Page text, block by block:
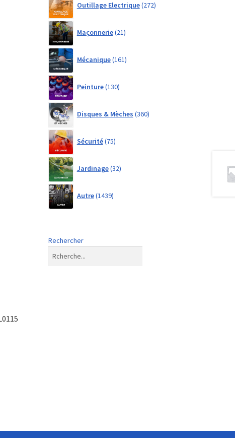
Outillage Electrique 272products
Maçonnerie 21products
Mécanique 161products
Peinture 130products
Disques & Mèches 360products
Sécurité 75products
Jardinage 32products
Autre 1439products
Rechercher